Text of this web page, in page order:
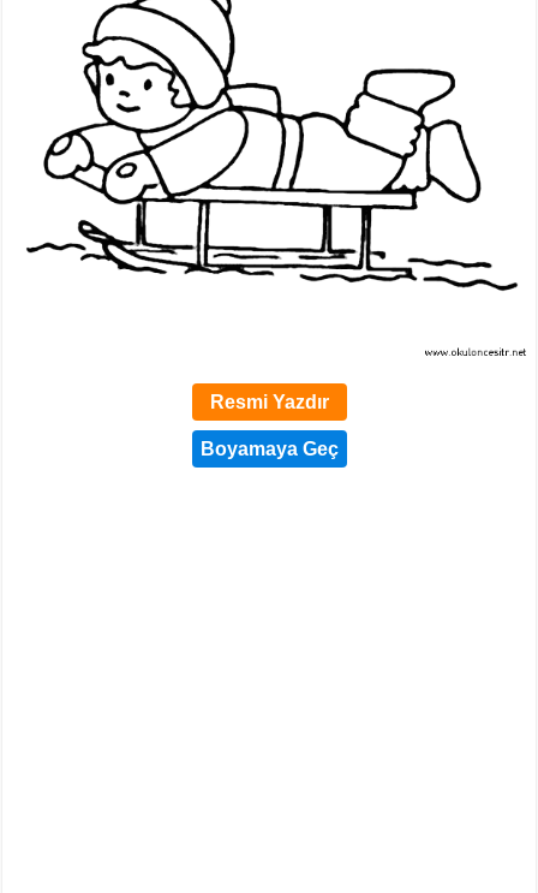
Resmi Yazdır